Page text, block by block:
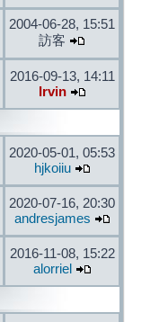
2004-06-28, 15:51
訪客
2016-09-13, 14:11
Irvin
2020-05-01, 05:53
hjkoiiu
2020-07-16, 20:30
andresjames
2016-11-08, 15:22
alorriel